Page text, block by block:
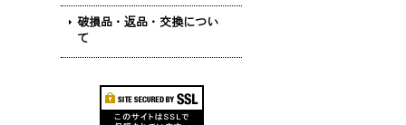
破損品・返品・交換につい
て